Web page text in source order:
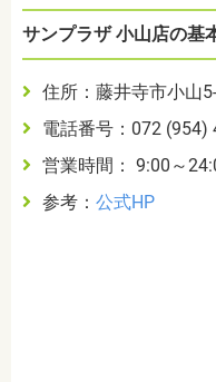
サンプラザ 小山店の基
住所：藤井寺市小山
電話番号：072 (954)
営業時間： 9:00～
参考： 公式HP